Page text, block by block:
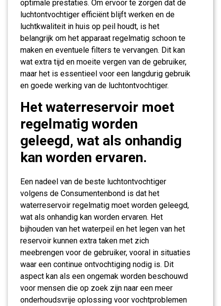
optimale prestaties. Om ervoor te zorgen dat de
luchtontvochtiger efficiënt blijft werken en de
luchtkwaliteit in huis op peil houdt, is het
belangrijk om het apparaat regelmatig schoon te
maken en eventuele filters te vervangen. Dit kan
wat extra tijd en moeite vergen van de gebruiker,
maar het is essentieel voor een langdurig gebruik
en goede werking van de luchtontvochtiger.
Het waterreservoir moet
regelmatig worden
geleegd, wat als onhandig
kan worden ervaren.
Een nadeel van de beste luchtontvochtiger
volgens de Consumentenbond is dat het
waterreservoir regelmatig moet worden geleegd,
wat als onhandig kan worden ervaren. Het
bijhouden van het waterpeil en het legen van het
reservoir kunnen extra taken met zich
meebrengen voor de gebruiker, vooral in situaties
waar een continue ontvochtiging nodig is. Dit
aspect kan als een ongemak worden beschouwd
voor mensen die op zoek zijn naar een meer
onderhoudsvrije oplossing voor vochtproblemen